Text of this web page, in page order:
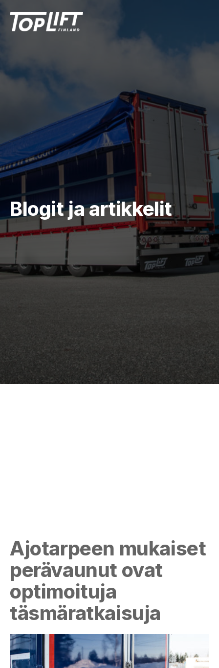
Blogit ja artikkelit
Ajotarpeen mukaiset
perävaunut ovat
optimoituja
täsmäratkaisuja